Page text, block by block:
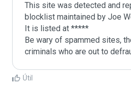
This site was detected and
blocklist maintained by Joe
It is listed at *****
Be wary of spammed sites,
criminals who are out to
Útil